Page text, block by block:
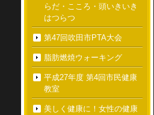
らだ・こころ・頭いきいき
はつらつ
第47回吹田市PTA大会
脂肪燃焼ウォーキング
平成27年度 第4回市民健康
教室
美しく健康に！女性の健康